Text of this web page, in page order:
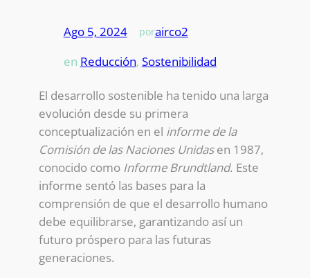
Ago 5, 2024— porairco2
en Reducción, Sostenibilidad
El desarrollo sostenible ha tenido una larga
evolución desde su primera
conceptualización en el informe de la
Comisión de las Naciones Unidasen 1987,
conocido como Informe Brundtland. Este
informe sentó las bases para la
comprensión de que el desarrollo humano
debe equilibrarse, garantizando así un
futuro próspero para las futuras
generaciones.